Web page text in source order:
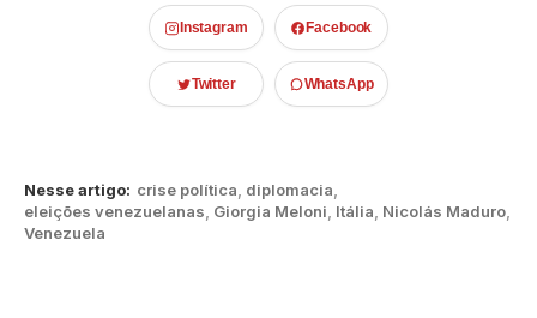
Instagram Facebook
Twitter WhatsApp
Nesse artigo: crise política, diplomacia,
eleições venezuelanas, Giorgia Meloni, Itália, Nicolás Maduro,
Venezuela